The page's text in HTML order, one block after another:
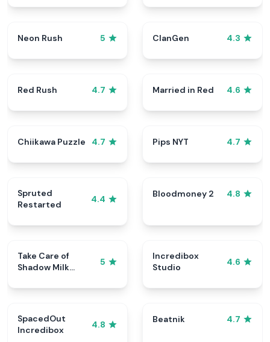
Neon Rush 5 ClanGen 4.3
Red Rush 4.7 Married in Red 4.6
Chiikawa Puzzle 4.7 Pips NYT 4.7
Spruted
Restarted
4.4
Bloodmoney 2 4.8
Take Care of
Shadow Milk
5
Incredibox
Studio
4.6
SpacedOut
Incredibox
4.8
Beatnik 4.7